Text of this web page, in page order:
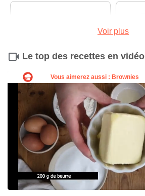
Acheter
Voir plus
Le top des recettes en vidéo